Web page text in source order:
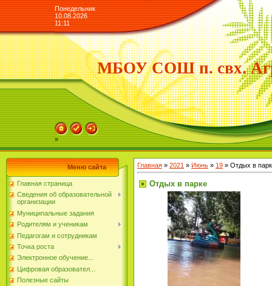
Понедельник
10.08.2026
11:11
МБОУ СОШ п. свх.
»
Меню сайта
Главная страница
Сведения об образовательной
организации
Муниципальные задания
Родителям и ученикам
Педагогам и сотрудникам
Точка роста
Электронное обучение...
Цифровая образовател...
Полезные сайты
Главная » 2021 » Июнь » 19 » Отдых в
Отдых в парке